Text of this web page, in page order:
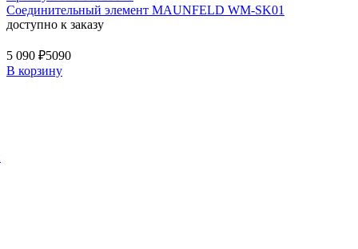
Соединительный элемент MAUNFELD WM-SK01
доступно к заказу
5 090 ₽5090
В корзину